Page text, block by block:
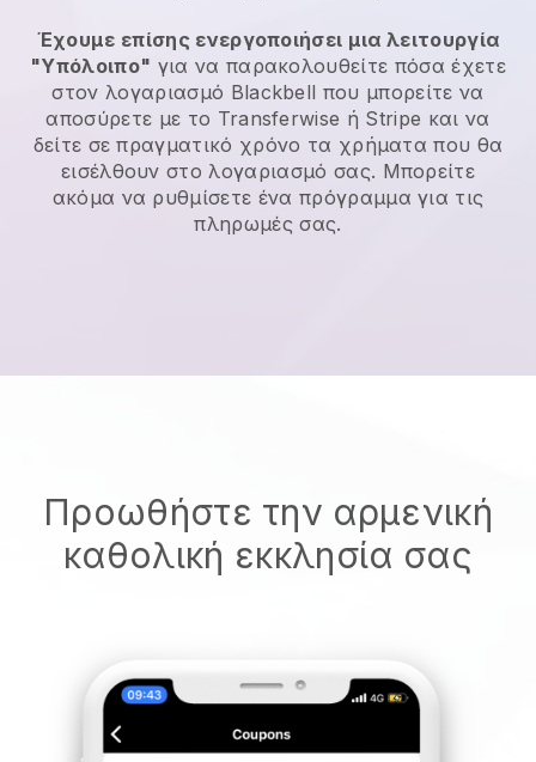
Έχουμε επίσης ενεργοποιήσει μια λειτουργία
"Υπόλοιπο" για να παρακολουθείτε πόσα έχετε
στον λογαριασμό Blackbell που μπορείτε να
αποσύρετε με το Transferwise ή Stripe και να
δείτε σε πραγματικό χρόνο τα χρήματα που θα
εισέλθουν στο λογαριασμό σας. Μπορείτε
ακόμα να ρυθμίσετε ένα πρόγραμμα για τις
πληρωμές σας.
Προωθήστε την αρμενική
καθολική εκκλησία σας